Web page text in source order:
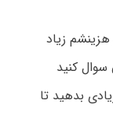
زیاد
سوال کنید
بدهید تا